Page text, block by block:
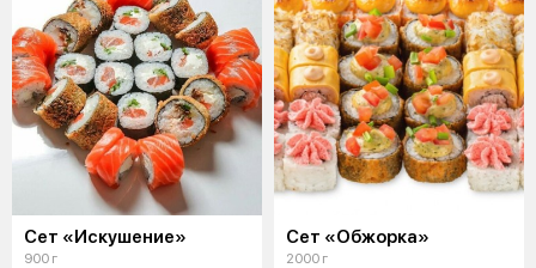
Сет «Искушение»
900 г
Сет «Обжорка»
2000 г